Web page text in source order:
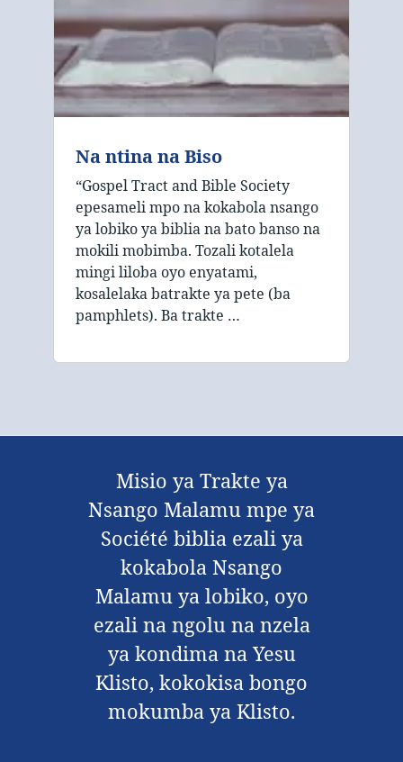
Na ntina na Biso
“Gospel Tract and Bible Society
epesameli mpo na kokabola nsango
ya lobiko ya biblia na bato banso na
mokili mobimba. Tozali kotalela
mingi liloba oyo enyatami,
kosalelaka batrakte ya pete (ba
pamphlets). Ba trakte …
Misio ya Trakte ya
Nsango Malamu mpe ya
Société biblia ezali ya
kokabola Nsango
Malamu ya lobiko, oyo
ezali na ngolu na nzela
ya kondima na Yesu
Klisto, kokokisa bongo
mokumba ya Klisto.